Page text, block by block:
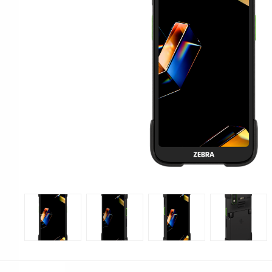
Etiketthållare och
Förbrukning
bläckstråleskrivare
Varningsetiketter
RFID Skrivare
RFID Etiketter
Batteridrivna
arbetsstationer
NB-serien